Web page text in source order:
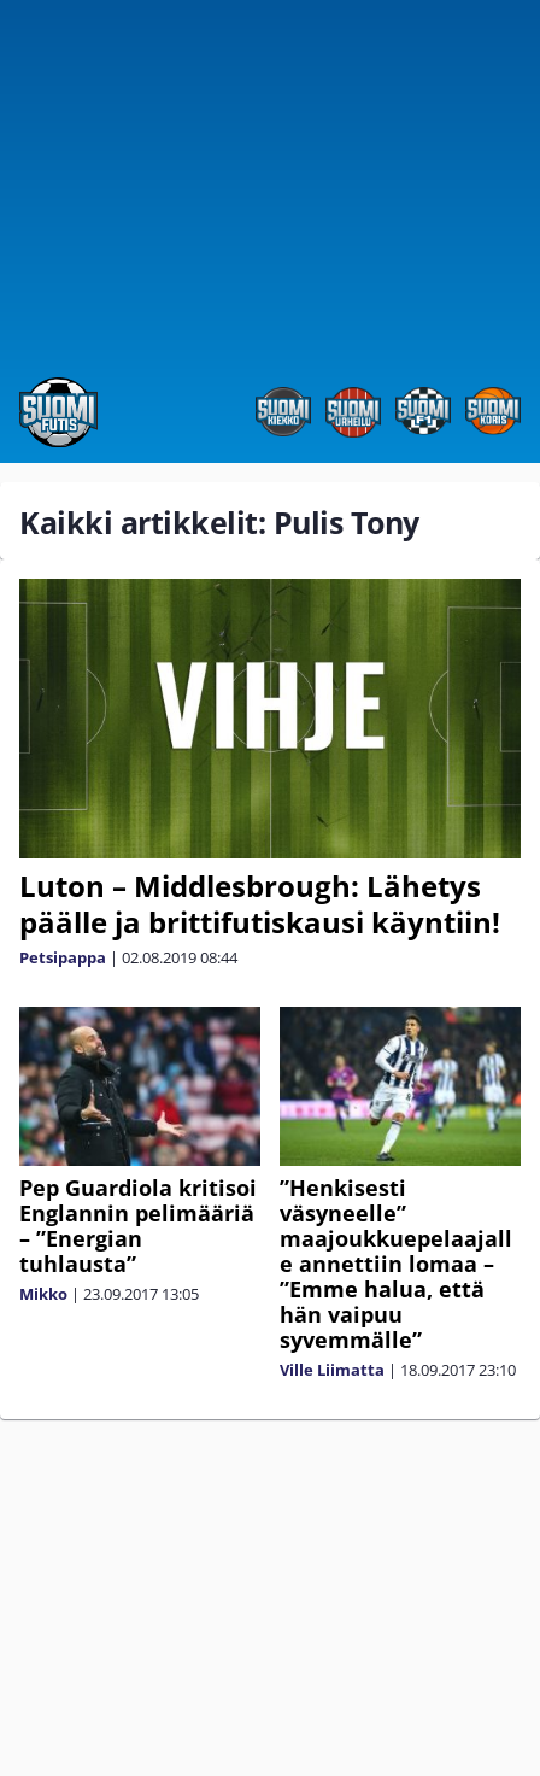
Kaikki artikkelit: Pulis Tony
Luton – Middlesbrough: Lähetys
päälle ja brittifutiskausi käyntiin!
Petsipappa | 02.08.201908:44
Pep Guardiola kritisoi
Englannin pelimääriä
– ”Energian
tuhlausta”
Mikko | 23.09.2017 13:05
”Henkisesti
väsyneelle”
maajoukkuepelaajall
e annettiin lomaa –
”Emme halua, että
hän vaipuu
syvemmälle”
Ville Liimatta | 18.09.201723:10